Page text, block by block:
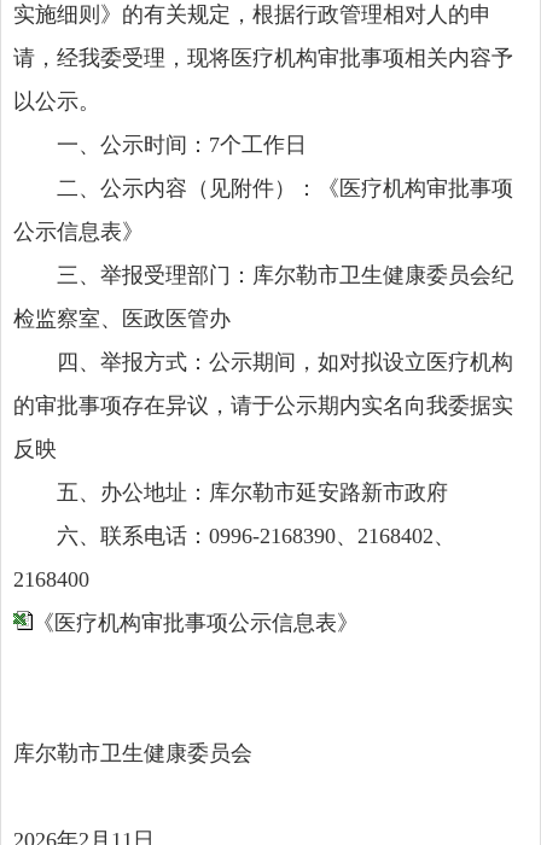
实施细则》的有关规定，根据行政管理相对人的申
请，经我委受理，现将医疗机构审批事项相关内容予
以公示。
一、公示时间：7个工作日
二、公示内容（见附件）：《医疗机构审批事项
公示信息表》
三、举报受理部门：库尔勒市卫生健康委员会纪
检监察室、医政医管办
四、举报方式：公示期间，如对拟设立医疗机构
的审批事项存在异议，请于公示期内实名向我委据实
反映
五、办公地址：库尔勒市延安路新市政府
六、联系电话：0996-2168390、2168402、
2168400
《医疗机构审批事项公示信息表》
库尔勒市卫生健康委员会
2026年2月11日